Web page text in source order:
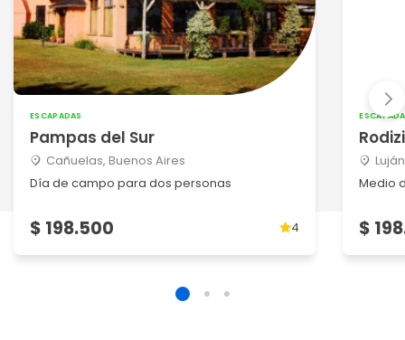
ESCAPADAS
Pampas del Sur
Cañuelas, Buenos Aires
Día de campo para dos personas
$ 198.500 4
Medio
$